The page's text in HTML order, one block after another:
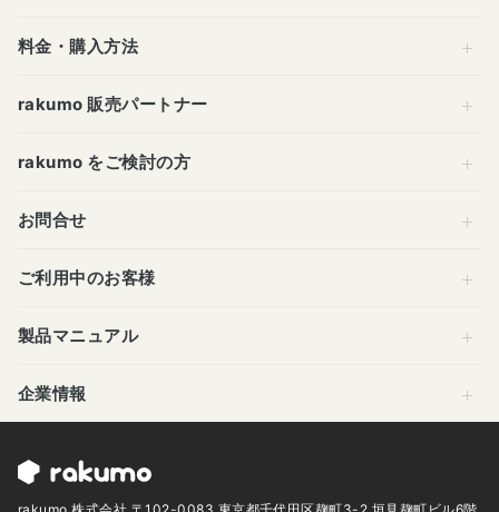
料金・購入方法
rakumo 販売パートナー
rakumo をご検討の方
お問合せ
ご利用中のお客様
製品マニュアル
企業情報